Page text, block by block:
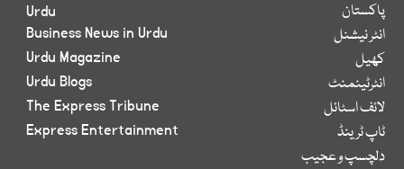
پاکستان
انٹر نیشنل
کھیل
انٹرٹینمنٹ
لائف اسٹائل
ٹاپ ٹرینڈ
دلچسپ و عجیب
Urdu
Business News in Urdu
Urdu Magazine
Urdu Blogs
The Express Tribune
Express Entertainment